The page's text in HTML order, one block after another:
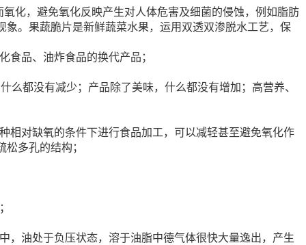
化，避免氧化反映产生对人体危害及细菌的侵蚀，例如脂肪
。果蔬脆片是新鲜蔬菜水果，运用双透双渗脱水工艺，保
品、油炸食品的换代产品；
都没有减少；产品除了美味，什么都没有增加；高营养、
相对缺氧的条件下进行食品加工，可以减轻甚至避免氧化作
多孔的结构；
，油处于负压状态，溶于油脂中德气体很快大量逸出，产生